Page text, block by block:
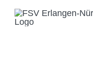
Zum
Inhalt